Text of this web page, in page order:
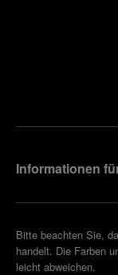
Informationen
Bitte beachten Sie,
handelt. Die Farben
leicht abweichen.